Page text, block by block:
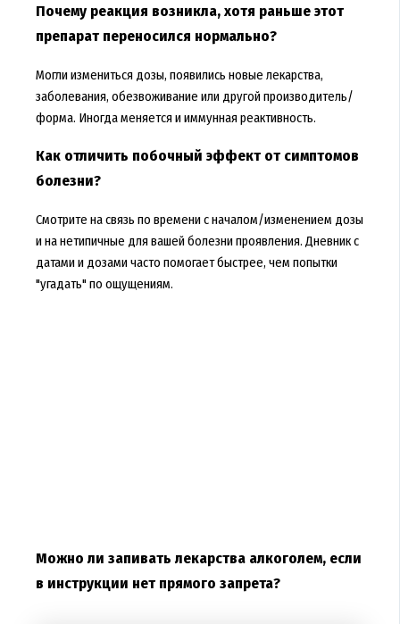
Почему реакция возникла, хотя раньше этот
препарат переносился нормально?
Могли измениться дозы, появились новые лекарства,
заболевания, обезвоживание или другой производитель/
форма. Иногда меняется и иммунная реактивность.
Как отличить побочный эффект от симптомов
болезни?
Смотрите на связь по времени с началом/изменением дозы
и на нетипичные для вашей болезни проявления. Дневник с
датами и дозами часто помогает быстрее, чем попытки
"угадать" по ощущениям.
Можно ли запивать лекарства алкоголем, если
в инструкции нет прямого запрета?